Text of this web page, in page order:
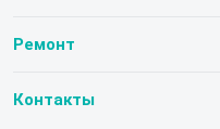
О нашем сервисе
Ремонт
Телевизоров
Контакты